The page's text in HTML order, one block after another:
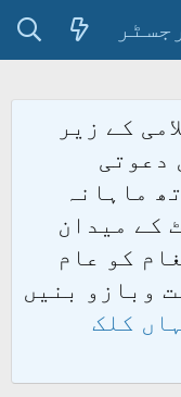
رجسٹر
کے زیر
دعوتی
ماہانہ
کے میدان
کو عام
وبازو بنیں
کلک